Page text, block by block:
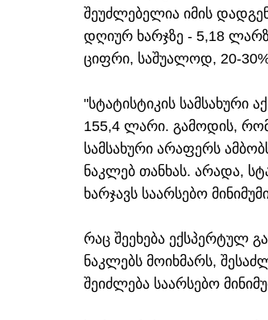
შეუძლებელია იმის
დღიურ ხარჯზე - 5,18
ციფრი, საშუალოდ, 20-
"სტატისტიკის სამსახური
155,4 ლარი. გამოდის,
სამსახური არაფერს
ნაკლებ თანხას. არადა,
ხარჯავს საარსებო
რაც შეეხება ექსპერტულ
ნაკლებს მოიხმარს,
შეიძლება საარსებო